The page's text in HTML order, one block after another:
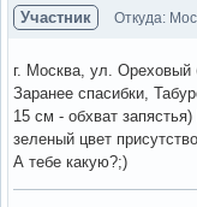
Участник Откуда:
г. Москва, ул. Ореховый
Заранее спасибки,
15 см - обхват
зеленый цвет
А тебе какую?;)